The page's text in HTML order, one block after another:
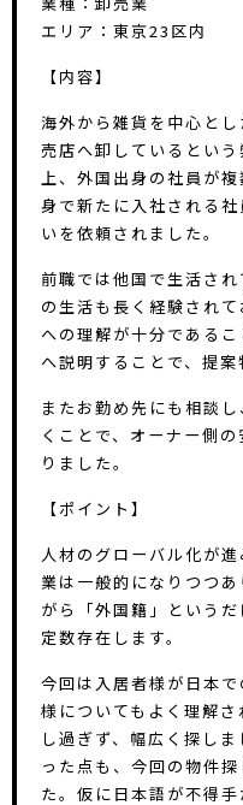
エリア：東京23区内
【内容】
海外から雑貨を中心と
売店へ卸しているとい
上、外国出身の社員が
身で新たに入社される
いを依頼されました。
前職では他国で生活さ
の生活も長く経験され
への理解が十分である
へ説明することで、提案
またお勤め先にも相談
くことで、オーナー側
りました。
【ポイント】
人材のグローバル化が
業は一般的になりつつ
がら「外国籍」という
定数存在します。
今回は入居者様が日本
様についてもよく理解
し過ぎず、幅広く探し
った点も、今回の物件
た。仮に日本語が不得